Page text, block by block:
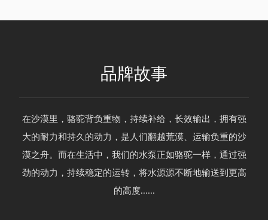
品牌故事
在沙漠里，骆驼背负重物，持续补给，长效输出，拥有强
大的耐力和持久的动力，是人们翻越荒漠、运输负重的沙
漠之舟。而在生活中，我们的水泵正如骆驼一样，通过强
劲的动力，持续稳定的运转，将水源源不断地输送到更高
的高度......